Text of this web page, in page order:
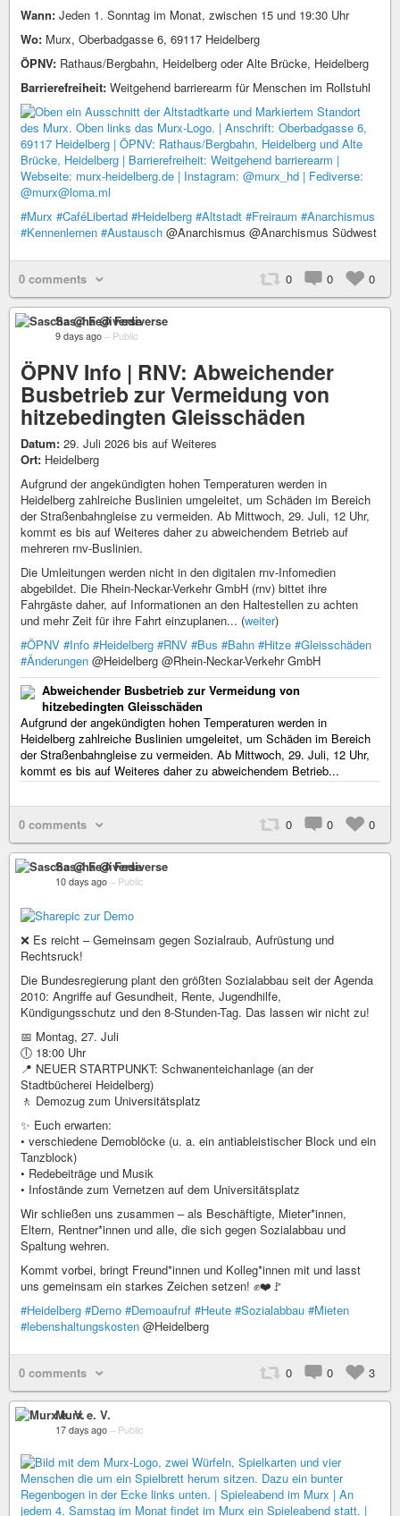
Wann: Jeden 1. Sonntag im Monat, zwischen 15 und 19:30 Uhr
Wo: Murx, Oberbadgasse 6, 69117 Heidelberg
ÖPNV: Rathaus/Bergbahn, Heidelberg oder Alte Brücke, Heidelberg
Barrierefreiheit: Weitgehend barrierearm für Menschen im Rollstuhl
#Murx #CaféLibertad #Heidelberg #Altstadt #Freiraum #Anarchismus
#Kennenlernen #Austausch @Anarchismus @Anarchismus Südwest
0 comments 0 0 0
Sascha @ Fediverse
9 days ago – Public
ÖPNV Info | RNV: Abweichender
Busbetrieb zur Vermeidung von
hitzebedingten Gleisschäden
Datum: 29. Juli 2026 bis auf Weiteres
Ort: Heidelberg
Aufgrund der angekündigten hohen Temperaturen werden in
Heidelberg zahlreiche Buslinien umgeleitet, um Schäden im Bereich
der Straßenbahngleise zu vermeiden. Ab Mittwoch, 29. Juli, 12 Uhr,
kommt es bis auf Weiteres daher zu abweichendem Betrieb auf
mehreren rnv-Buslinien.
Die Umleitungen werden nicht in den digitalen rnv-Infomedien
abgebildet. Die Rhein-Neckar-Verkehr GmbH (rnv) bittet ihre
Fahrgäste daher, auf Informationen an den Haltestellen zu achten
und mehr Zeit für ihre Fahrt einzuplanen... (weiter)
#ÖPNV #Info #Heidelberg #RNV #Bus #Bahn #Hitze #Gleisschäden
#Änderungen @Heidelberg @Rhein-Neckar-Verkehr GmbH
Abweichender Busbetrieb zur Vermeidung von
hitzebedingten Gleisschäden
Aufgrund der angekündigten hohen Temperaturen werden in
Heidelberg zahlreiche Buslinien umgeleitet, um Schäden im Bereich
der Straßenbahngleise zu vermeiden. Ab Mittwoch, 29. Juli, 12 Uhr,
kommt es bis auf Weiteres daher zu abweichendem Betrieb...
0 comments 0 0 0
Sascha @ Fediverse
10 days ago – Public
❌ Es reicht – Gemeinsam gegen Sozialraub, Aufrüstung und
Rechtsruck!
Die Bundesregierung plant den größten Sozialabbau seit der Agenda
2010: Angriffe auf Gesundheit, Rente, Jugendhilfe,
Kündigungsschutz und den 8-Stunden-Tag. Das lassen wir nicht zu!
📅 Montag, 27. Juli
🕕 18:00 Uhr
📍 NEUER STARTPUNKT: Schwanenteichanlage (an der
Stadtbücherei Heidelberg)
🚶 Demozug zum Universitätsplatz
✨ Euch erwarten:
• verschiedene Demoblöcke (u. a. ein antiableistischer Block und ein
Tanzblock)
• Redebeiträge und Musik
• Infostände zum Vernetzen auf dem Universitätsplatz
Wir schließen uns zusammen – als Beschäftigte, Mieter*innen,
Eltern, Rentner*innen und alle, die sich gegen Sozialabbau und
Spaltung wehren.
Kommt vorbei, bringt Freund*innen und Kolleg*innen mit und lasst
uns gemeinsam ein starkes Zeichen setzen! ✊❤️🚩
#Heidelberg #Demo #Demoaufruf #Heute #Sozialabbau #Mieten
#lebenshaltungskosten @Heidelberg
0 comments 0 0 3
Murx e. V.
17 days ago – Public